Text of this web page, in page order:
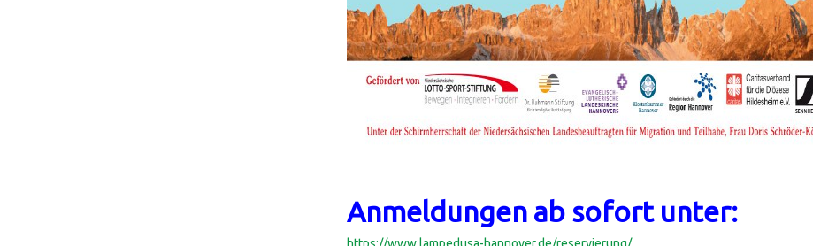
Anmeldungen ab sofort unter: